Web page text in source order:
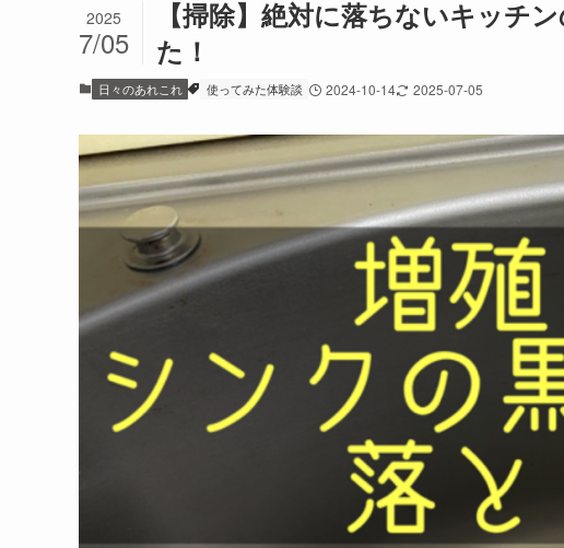
【掃除】絶対に落ちないキッチ
た！
2025
7/05
日々のあれこれ 使ってみた体験談 2024-10-14 2025-07-05